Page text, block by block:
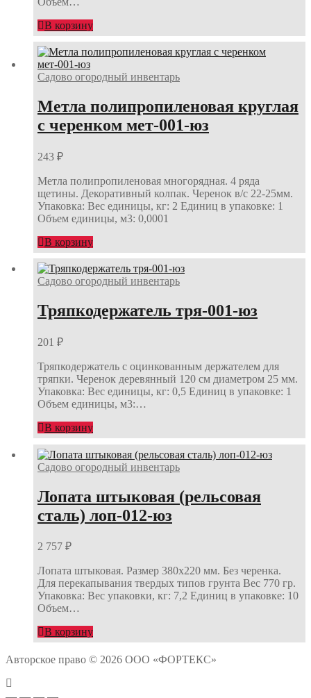
В корзину
Садово огородный инвентарь
Метла полипропиленовая круглая
с черенком мет-001-юз
243 ₽
Метла полипропиленовая многорядная. 4 ряда
щетины. Декоративный колпак. Черенок в/с 22-25мм.
Упаковка: Вес единицы, кг: 2 Единиц в упаковке: 1
Объем единицы, м3: 0,0001
В корзину
Садово огородный инвентарь
Тряпкодержатель тря-001-юз
201 ₽
Тряпкодержатель с оцинкованным держателем для
тряпки. Черенок деревянный 120 см диаметром 25 мм.
Упаковка: Вес единицы, кг: 0,5 Единиц в упаковке: 1
Объем единицы, м3:…
В корзину
Садово огородный инвентарь
Лопата штыковая (рельсовая
сталь) лоп-012-юз
2 757 ₽
Лопата штыковая. Размер 380х220 мм. Без черенка.
Для перекапывания твердых типов грунта Вес 770 гр.
Упаковка: Вес упаковки, кг: 7,2 Единиц в упаковке: 10
Объем…
В корзину
Авторское право © 2026 ООО «ФОРТЕКС»